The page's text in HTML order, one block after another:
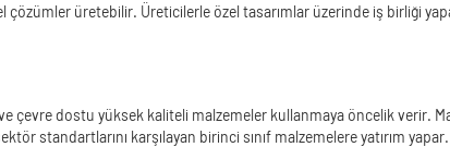
çözümler üretebilir. Üreticilerle özel tasarımlar üzerinde iş birliği
çevre dostu yüksek kaliteli malzemeler kullanmaya öncelik verir.
standartlarını karşılayan birinci sınıf malzemelere yatırım